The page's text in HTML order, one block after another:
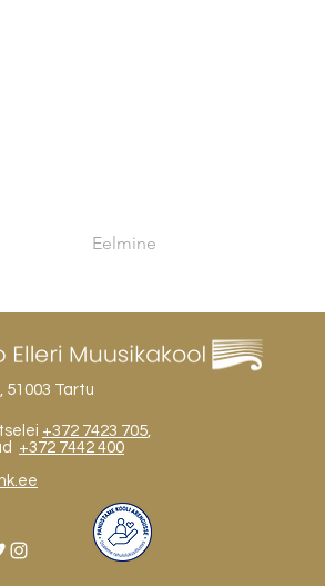
Eelmine
51003 Tartu
+372 7423 705,
+372 7442 400